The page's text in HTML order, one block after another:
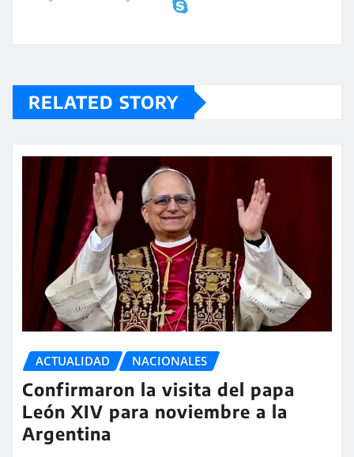
RELATED STORY
ACTUALIDAD NACIONALES
Confirmaron la visita del papa
León XIV para noviembre a la
Argentina